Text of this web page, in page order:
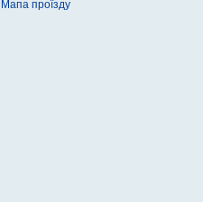
Мапа проїзду